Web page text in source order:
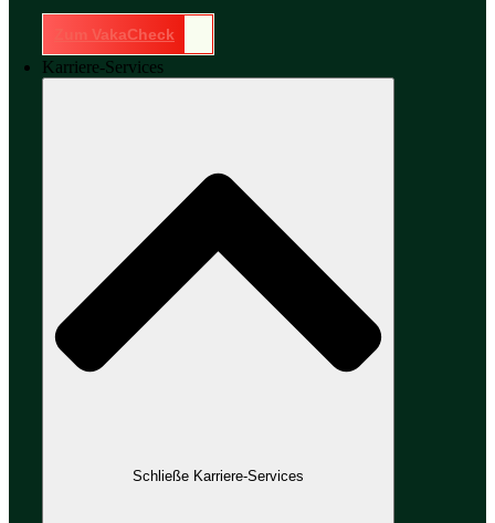
Zum VakaCheck
Karriere-Services
Schließe Karriere-Services